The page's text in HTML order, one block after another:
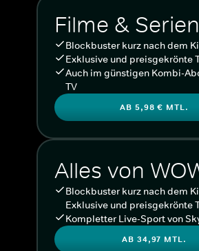
Filme & Serien
Blockbuster kurz nach dem
Exklusive und preisgekrönte
Auch im günstigen Kombi-
TV
AB 5,98 € MTL.
Alles von
Blockbuster kurz nach dem
Exklusive und preisgekrönte
Kompletter Live-Sport von
AB 34,97 MTL.